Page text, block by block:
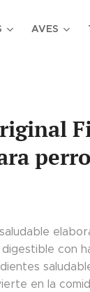
AVES
con
en la